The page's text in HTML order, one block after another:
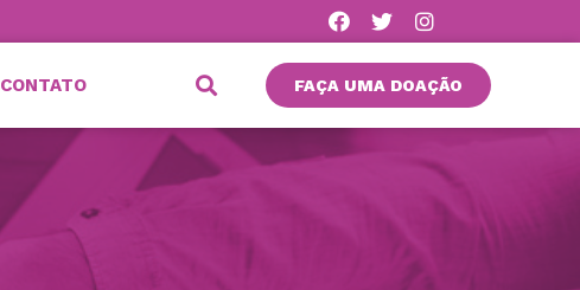
CONTATO FAÇA UMA DOAÇÃO